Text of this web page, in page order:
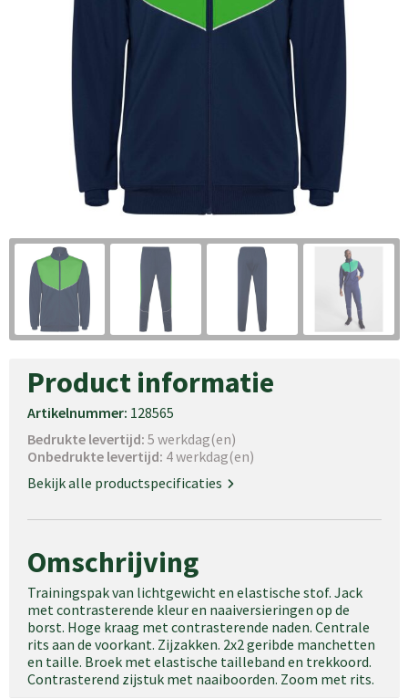
Product informatie
Artikelnummer: 128565
Bedrukte levertijd: 5 werkdag(en)
Onbedrukte levertijd: 4 werkdag(en)
Bekijk alle productspecificaties
Omschrijving
Trainingspak van lichtgewicht en elastische stof. Jack
met contrasterende kleur en naaiversieringen op de
borst. Hoge kraag met contrasterende naden. Centrale
rits aan de voorkant. Zijzakken. 2x2 geribde manchetten
en taille. Broek met elastische tailleband en trekkoord.
Contrasterend zijstuk met naaiboorden. Zoom met rits.